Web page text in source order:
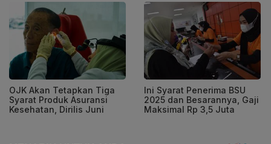
OJK Akan Tetapkan Tiga
Syarat Produk Asuransi
Kesehatan, Dirilis Juni
Ini Syarat Penerima BSU
2025 dan Besarannya, Gaji
Maksimal Rp 3,5 Juta